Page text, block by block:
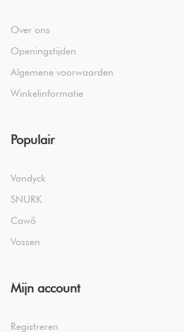
Over ons
Openingstijden
Algemene voorwaarden
Winkelinformatie
Populair
Vandyck
SNURK
Cawö
Vossen
Mijn account
Registreren